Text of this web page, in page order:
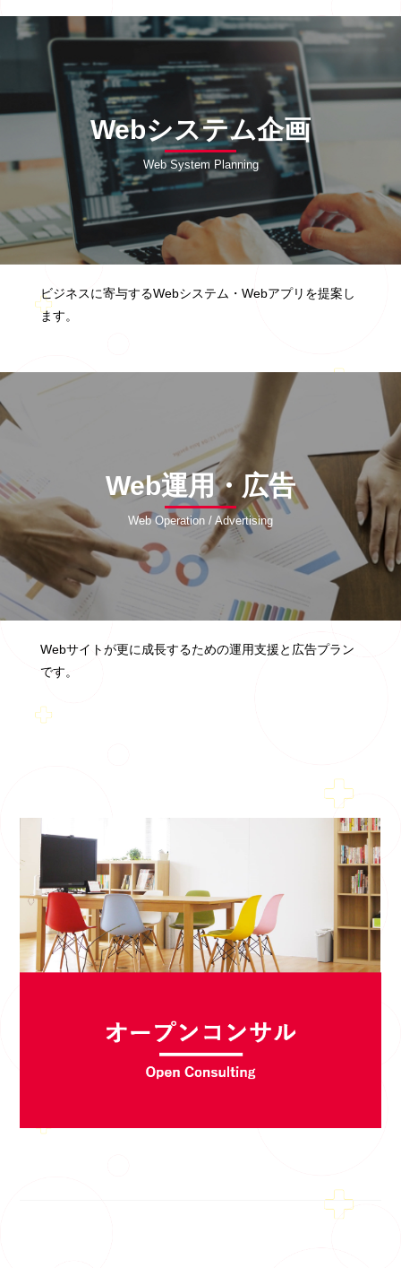
Webシステム企画
Web System Planning
ビジネスに寄与するWebシステム・Webアプリを提案し
ます。
Web運用・広告
Web Operation / Advertising
Webサイトが更に成長するための運用支援と広告プラン
です。